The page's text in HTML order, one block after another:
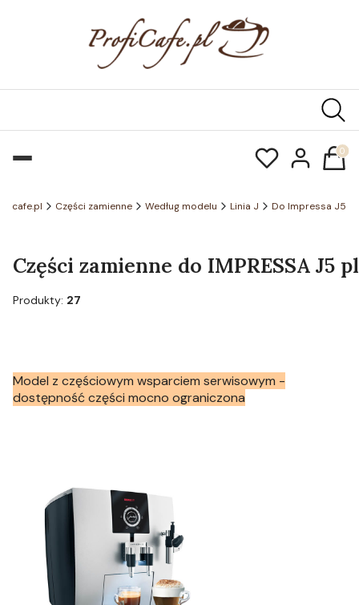
Części zamienne Według modelu Linia J Do Impressa J5
Części zamienne do IMPRESSA
Produkty: 27
Model z częściowym wsparciem serwisowym -
dostępność części mocno ograniczona